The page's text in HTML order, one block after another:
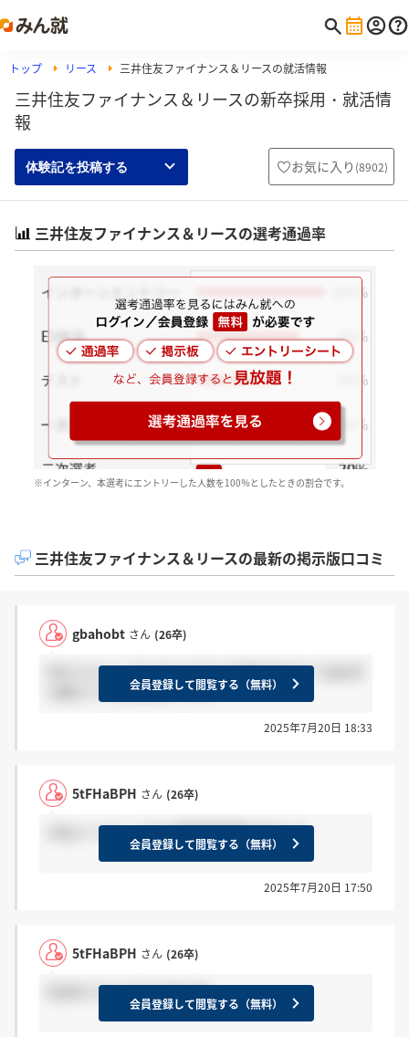
トップ リース 三井住友ファイナンス＆リースの就活情報
三井住友ファイナンス＆リースの新卒採用・就活情
報
体験記を投稿する お気に入り (8902)
三井住友ファイナンス＆リースの選考通過率
※インターン、本選考にエントリーした人数を100％としたときの割合です。
三井住友ファイナンス＆リースの最新の掲示版口コミ
gbahobt さん (26卒)
MHCさんとこちらならどちらを選びますか？決め手
も教えていただきたいです。
会員登録して閲覧する（無料）
2025年7月20日 18:33
5tFHaBPH さん (26卒)
1dayインターンでも早期選考案内きました
会員登録して閲覧する（無料）
2025年7月20日 17:50
5tFHaBPH さん (26卒)
圧迫の人もいそうですよね
会員登録して閲覧する（無料）